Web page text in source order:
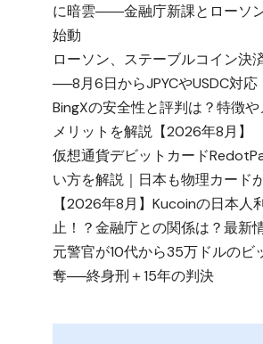
に暗雲――金融庁新課とローソ
始動
ローソン、ステーブルコイン決
──8月6日からJPYCやUSDC対応
BingXの安全性と評判は？特徴
メリットを解説【2026年8月】
仮想通貨デビットカード
い方を解説｜日本も物理カード
【2026年8月】Kucoinの日本人
止！？金融庁との関係は？最新
元警官が10代から35万ドルのビ
奪──終身刑＋15年の判決